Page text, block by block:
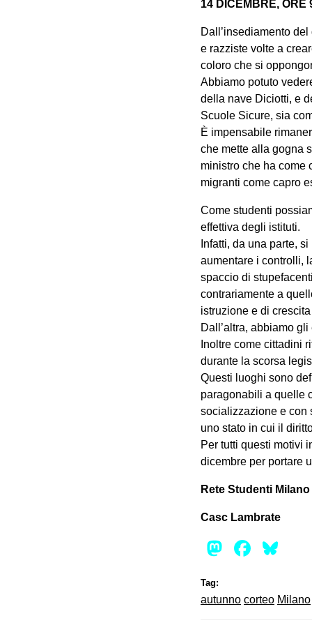
14 DICEMBRE, ORE
Dall’insediamento
e razziste volte a
coloro che si
Abbiamo potuto
della nave Diciotti, e
Scuole Sicure, sia
È impensabile
che mette alla gogna
ministro che ha come
migranti come capro
Come studenti
effettiva degli istituti.
Infatti, da una parte,
aumentare i controlli,
spaccio di
contrariamente a
istruzione e di
Dall’altra, abbiamo
Inoltre come cittadini
durante la scorsa
Questi luoghi sono
paragonabili a quelle
socializzazione e con
uno stato in cui il
Per tutti questi motivi
dicembre per portare
Rete Studenti Milano
Casc Lambrate
Tag:
autunno corteo Milano